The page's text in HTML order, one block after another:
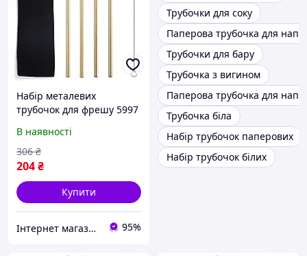
Набір металевих
трубочок для фрешу 5997
Відмінна якість
В наявності
204₴
306 ₴
Купити
Інтернет магазин ЕЙФОРІЯ 95%
Трубочки для соку
Паперова трубочка для
Трубочки для бару
Трубочка з вигином
Паперова трубочка для
Трубочка біла
Набір трубочок паперових
Набір трубочок білих